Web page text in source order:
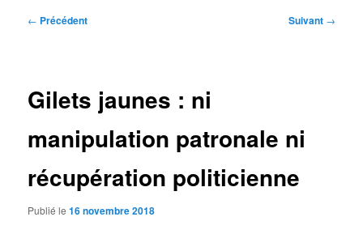
Navigation
← Précédent Suivant →
Gilets jaunes : ni
manipulation patronale ni
récupération politicienne
Publié le16 novembre 2018